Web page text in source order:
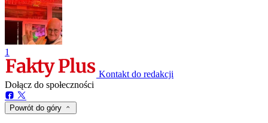
1
Kontakt do redakcji
Dołącz do społeczności
Powrót do góry